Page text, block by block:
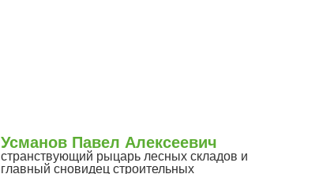
Усманов Павел Алексеевич
странствующий рыцарь лесных складов и
главный сновидец строительных